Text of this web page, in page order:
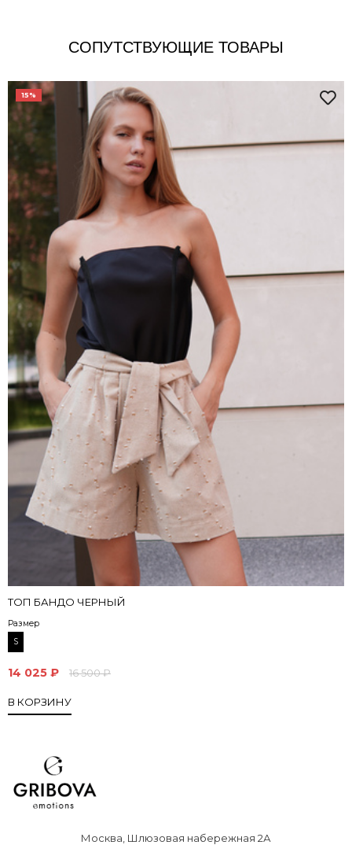
СОПУТСТВУЮЩИЕ ТОВАРЫ
15%
ТОП БАНДО ЧЕРНЫЙ
Размер
S
14 025 ₽ 16 500 ₽
В КОРЗИНУ
Москва, Шлюзовая набережная 2А